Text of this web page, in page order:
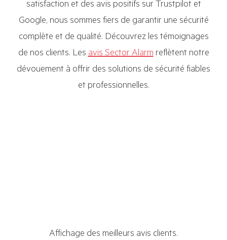
satisfaction et des avis positifs sur Trustpilot et
Google, nous sommes fiers de garantir une sécurité
complète et de qualité. Découvrez les témoignages
de nos clients. Lesavis Sector Alarmreflètent notre
dévouement à offrir des solutions de sécurité fiables
et professionnelles.
Affichage des meilleurs avis clients.